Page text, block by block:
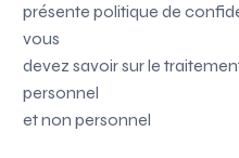
présente politique de
vous
devez savoir sur le
personnel
et non personnel